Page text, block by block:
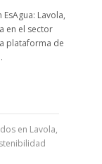
Lavola,
en el sector
plataforma de
en Lavola,